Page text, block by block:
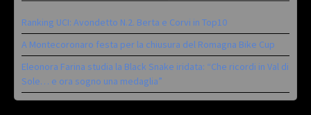
Ranking UCI: Avondetto N.2. Berta e Corvi in Top10
A Montecoronaro festa per la chiusura del Romagna Bike Cup
Eleonora Farina studia la Black Snake iridata: “Che ricordi in Val di
Sole… e ora sogno una medaglia”